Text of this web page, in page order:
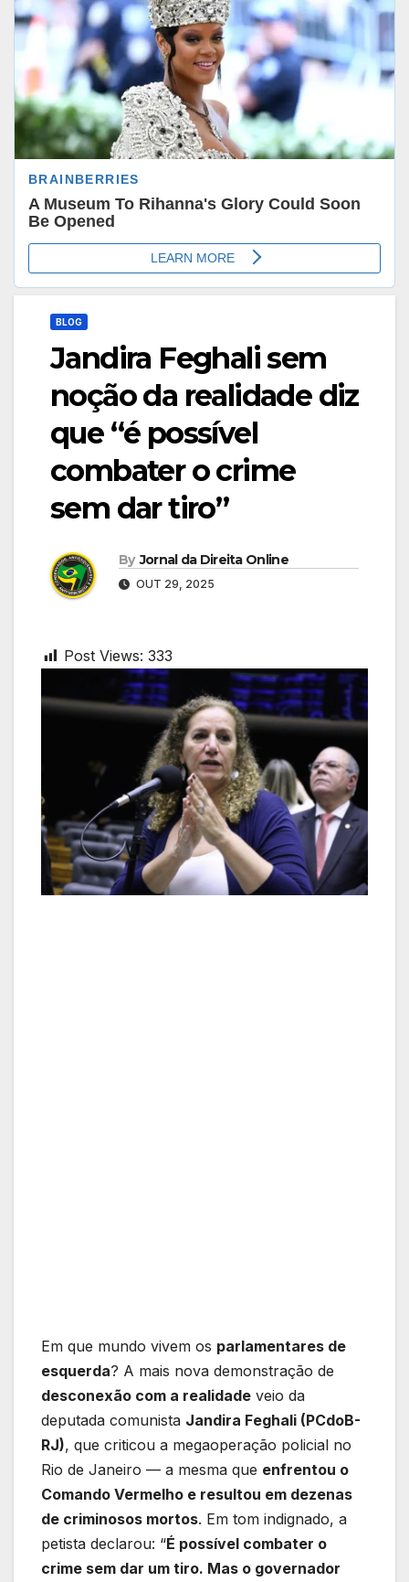
BLOG
Jandira Feghali sem
noção da realidade diz
que “é possível
combater o crime
sem dar tiro”
By Jornal da Direita Online
OUT 29, 2025
Post Views: 333
Em que mundo vivem os parlamentares de
esquerda? A mais nova demonstração de
desconexão com a realidade veio da
deputada comunista Jandira Feghali (PCdoB-
RJ), que criticou a megaoperação policial no
Rio de Janeiro — a mesma que enfrentou o
Comando Vermelho e resultou em dezenas
de criminosos mortos. Em tom indignado, a
petista declarou: “É possível combater o
crime sem dar um tiro. Mas o governador